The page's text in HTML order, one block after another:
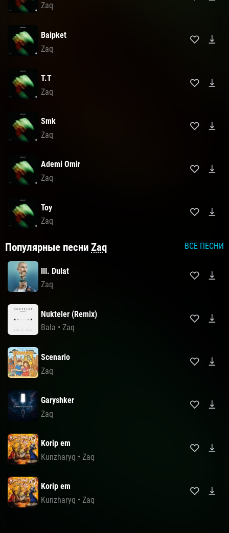
Zaq
Baipket
Zaq
T.T
Zaq
Smk
Zaq
Ademi Omir
Zaq
Toy
Zaq
Популярные песни Zaq ВСЕ ПЕСНИ
III. Dulat
Zaq
Nukteler (Remix)
Bala • Zaq
Scenario
Zaq
Garyshker
Zaq
Korip em
Kunzharyq • Zaq
Korip em
Kunzharyq • Zaq